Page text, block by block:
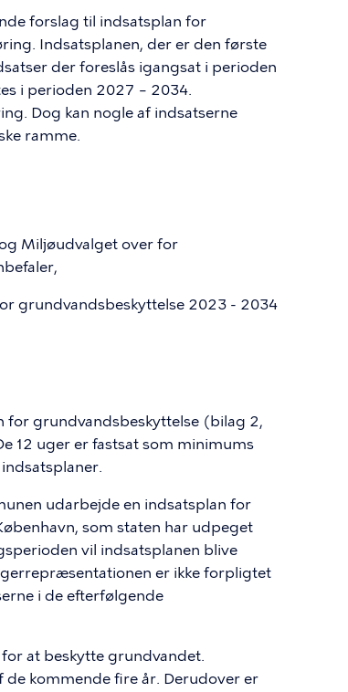
forslag til indsatsplan for
Indsatsplanen, der er den første
der foreslås igangsat i perioden
i perioden 2027 – 2034.
Dog kan nogle af indsatserne
ramme.
Miljøudvalget over for
grundvandsbeskyttelse 2023 - 2034
for grundvandsbeskyttelse (bilag 2,
12 uger er fastsat som minimums
udarbejde en indsatsplan for
som staten har udpeget
vil indsatsplanen blive
er ikke forpligtet
i de efterfølgende
at beskytte grundvandet.
kommende fire år. Derudover er